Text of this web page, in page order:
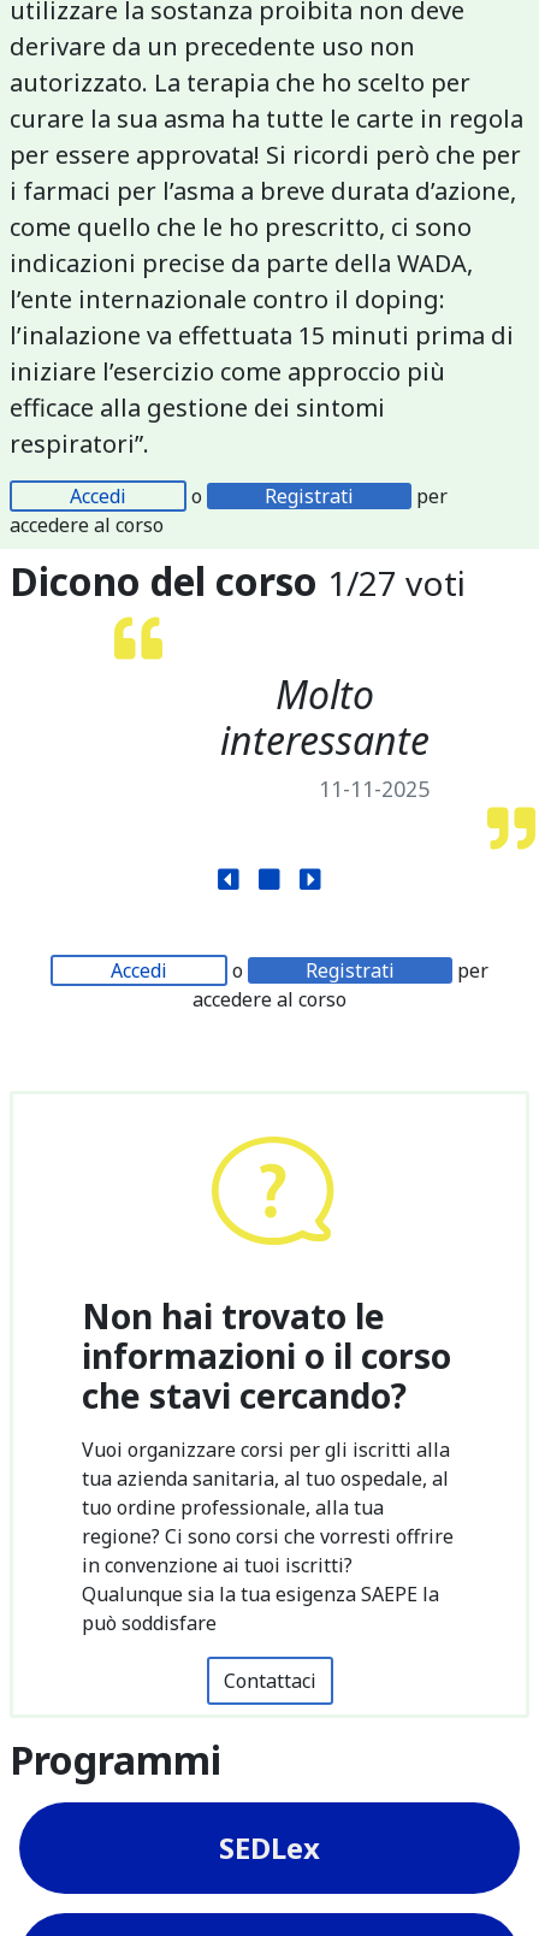
utilizzare la sostanza proibita non deve
derivare da un precedente uso non
autorizzato. La terapia che ho scelto per
curare la sua asma ha tutte le carte in regola
per essere approvata! Si ricordi però che per
i farmaci per l’asma a breve durata d’azione,
come quello che le ho prescritto, ci sono
indicazioni precise da parte della WADA,
l’ente internazionale contro il doping:
l’inalazione va effettuata 15 minuti prima di
iniziare l’esercizio come approccio più
efficace alla gestione dei sintomi
respiratori”.
Accedi o Registrati
per
accedere al corso
Dicono del corso 1/27 voti
Molto
interessante
11-11-2025
Accedi o Registrati
per
accedere al corso
Non hai trovato le
informazioni o il corso
che stavi cercando?
Vuoi organizzare corsi per gli iscritti alla
tua azienda sanitaria, al tuo ospedale, al
tuo ordine professionale, alla tua
regione? Ci sono corsi che vorresti offrire
in convenzione ai tuoi iscritti?
Qualunque sia la tua esigenza SAEPE la
può soddisfare
Contattaci
Programmi
SEDLex